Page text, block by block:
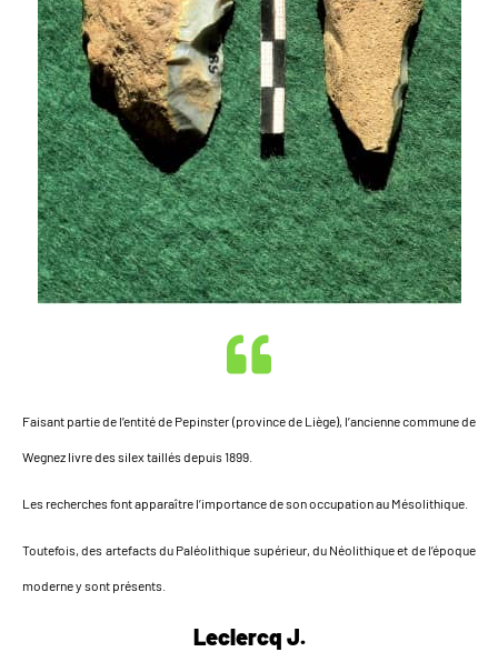
Faisant partie de l’entité de Pepinster (province de Liège), l’ancienne commune de
Wegnez livre des silex taillés depuis 1899.
Les recherches font apparaître l’importance de son occupation au Mésolithique.
Toutefois, des artefacts du Paléolithique supérieur, du Néolithique et de l’époque
moderne y sont présents.
Leclercq J.